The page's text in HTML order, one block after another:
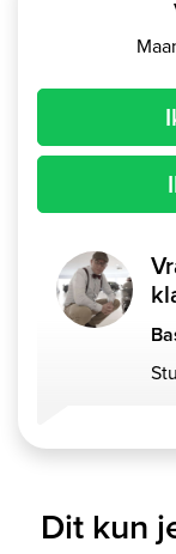
Dit kun